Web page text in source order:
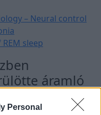
Personal
– Neural control
sleep
áramló